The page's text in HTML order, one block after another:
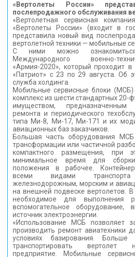
«Вертолеты России»
послепродажного обслуживания
«Вертолетная сервисная
«Вертолеты России» (входит в
представила новый вид
вертолетной техники — мобильные
С ними можно
Международного военно-
«Армия-2020», который проходит
«Патриот» с 23 по 29 августа. Об
служба холдинга.
Мобильные сервисные блоки (МСБ)
комплекс из шести стандартных 20-
имуществом, предназначенным
ремонта и периодического
типа Ми-8, Ми-17, Ми-171 и их
авиационных баз заказчиков.
Большая часть оборудования
трансформации или частичной
компактного размещения, при
минимальное время для
положения в рабочее.
всеми видами транспорта
железнодорожным, морским и
на внешней подвеске вертолетов.
необходимое для выполнения
вспомогательное оборудование,
источник электроэнергии.
«Использование МСБ позволяет
производить ремонт авиатехники
условиях базирования. Больше
транспортировать вертолет
предприятие. Мобильные